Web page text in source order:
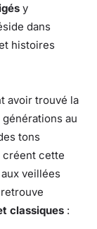
y
dans
histoires
avoir trouvé la
au
tons
créent cette
veillées
classiques :